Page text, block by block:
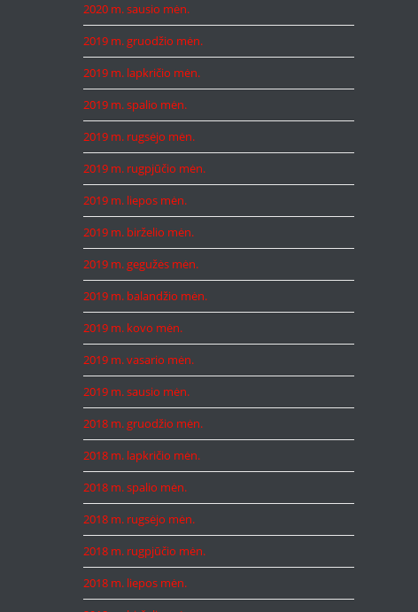
2020 m. sausio mėn.
2019 m. gruodžio mėn.
2019 m. lapkričio mėn.
2019 m. spalio mėn.
2019 m. rugsėjo mėn.
2019 m. rugpjūčio mėn.
2019 m. liepos mėn.
2019 m. birželio mėn.
2019 m. gegužės mėn.
2019 m. balandžio mėn.
2019 m. kovo mėn.
2019 m. vasario mėn.
2019 m. sausio mėn.
2018 m. gruodžio mėn.
2018 m. lapkričio mėn.
2018 m. spalio mėn.
2018 m. rugsėjo mėn.
2018 m. rugpjūčio mėn.
2018 m. liepos mėn.